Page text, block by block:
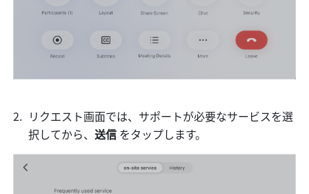
リクエスト画面では、サポートが必要なサービスを選
択してから、送信 をタップします。